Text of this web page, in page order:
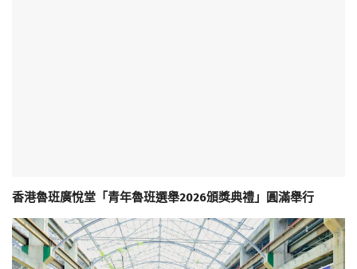
香港魯班廣悅堂「青年魯班選舉2026頒獎典禮」圓滿舉行